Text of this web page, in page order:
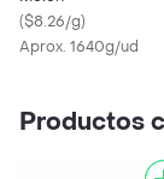
($8.26/g)
Aprox. 1640g/ud
Productos